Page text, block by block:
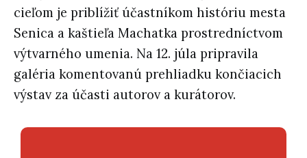
cieľom je priblížiť účastníkom históriu mesta
Senica a kaštieľa Machatka prostredníctvom
výtvarného umenia. Na 12. júla pripravila
galéria komentovanú prehliadku končiacich
výstav za účasti autorov a kurátorov.